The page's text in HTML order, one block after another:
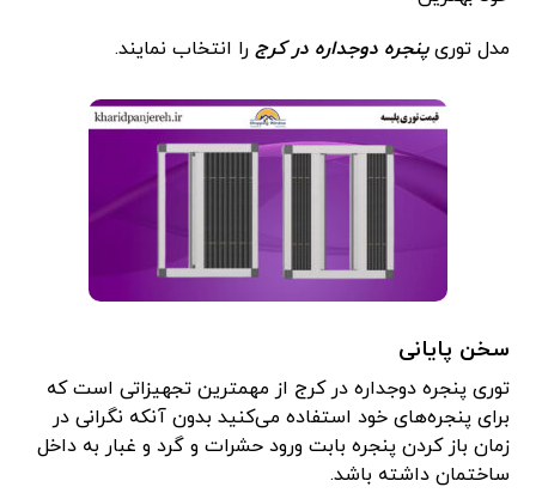
مدل توریپنجره دوجداره در کرج را انتخاب نمایند.
سخن پایانی
توری پنجره دوجداره در کرج از مهمترین تجهیزاتی است که
برای پنجره‌های خود استفاده می‌کنید بدون آنکه نگرانی در
زمان باز کردن پنجره بابت ورود حشرات و گرد و غبار به داخل
ساختمان داشته باشد.